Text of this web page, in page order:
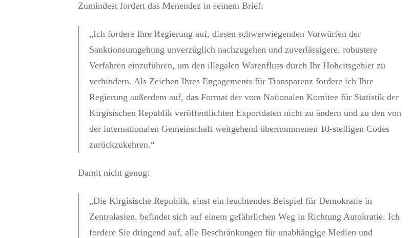
Zumindest fordert das Menendez in seinem Brief:
„Ich fordere Ihre Regierung auf, diesen schwerwiegenden Vorwürfen der
Sanktionsumgehung unverzüglich nachzugehen und zuverlässigere, robustere
Verfahren einzuführen, um den illegalen Warenfluss durch Ihr Hoheitsgebiet zu
verhindern. Als Zeichen Ihres Engagements für Transparenz fordere ich Ihre
Regierung außerdem auf, das Format der vom Nationalen Komitee für Statistik der
Kirgisischen Republik veröffentlichten Exportdaten nicht zu ändern und zu den von
der internationalen Gemeinschaft weitgehend übernommenen 10-stelligen Codes
zurückzukehren.“
Damit nicht genug:
„Die Kirgisische Republik, einst ein leuchtendes Beispiel für Demokratie in
Zentralasien, befindet sich auf einem gefährlichen Weg in Richtung Autokratie. Ich
fordere Sie dringend auf, alle Beschränkungen für unabhängige Medien und